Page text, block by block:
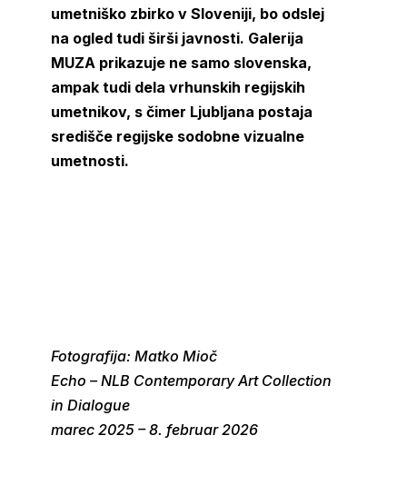
umetniško zbirko v Sloveniji, bo odslej
na ogled tudi širši javnosti. Galerija
MUZA prikazuje ne samo slovenska,
ampak tudi dela vrhunskih regijskih
umetnikov, s čimer Ljubljana postaja
središče regijske sodobne vizualne
umetnosti.
Fotografija: Matko Mioč
Echo – NLB Contemporary Art Collection
in Dialogue
marec 2025 – 8. februar 2026